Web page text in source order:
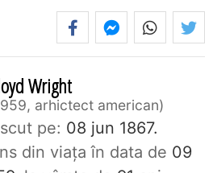
Wright
arhictect american
pe: 08 jun 1867.
din viaţa în data de 09